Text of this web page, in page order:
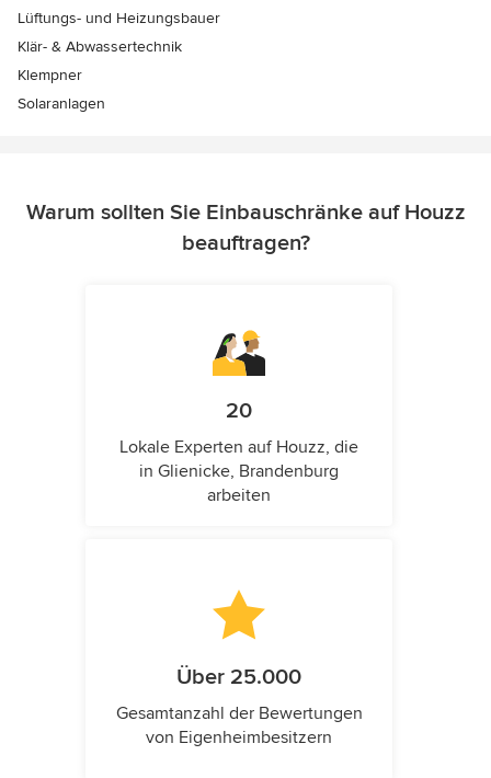
Lüftungs- und Heizungsbauer
Klär- & Abwassertechnik
Klempner
Solaranlagen
Warum sollten Sie Einbauschränke auf Houzz
beauftragen?
20
Lokale Experten auf Houzz, die
in Glienicke, Brandenburg
arbeiten
Über 25.000
Gesamtanzahl der Bewertungen
von Eigenheimbesitzern